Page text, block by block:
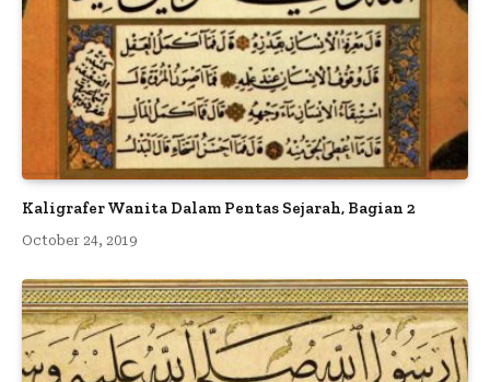
Kaligrafer Wanita Dalam Pentas Sejarah, Bagian 2
October 24, 2019